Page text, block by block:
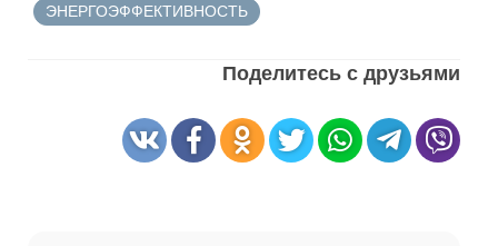
ЭНЕРГОЭФФЕКТИВНОСТЬ
Поделитесь с друзьями